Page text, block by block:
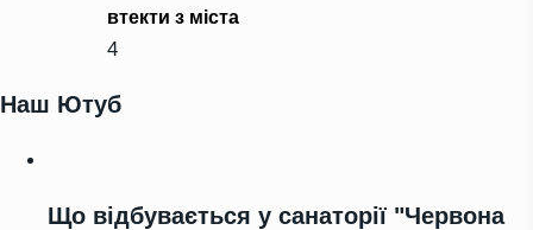
втекти з міста
4
Наш Ютуб
Що відбувається у санаторії "Червона